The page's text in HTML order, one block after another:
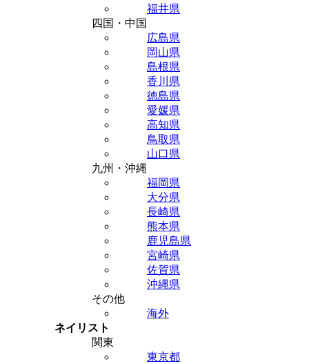
福井県
四国・中国
広島県
岡山県
島根県
香川県
徳島県
愛媛県
高知県
鳥取県
山口県
九州・沖縄
福岡県
大分県
長崎県
熊本県
鹿児島県
宮崎県
佐賀県
沖縄県
その他
海外
ネイリスト
関東
東京都